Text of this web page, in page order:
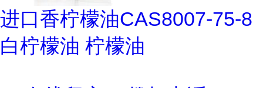
进口香柠檬油CAS8007-75-8
白柠檬油 柠檬油